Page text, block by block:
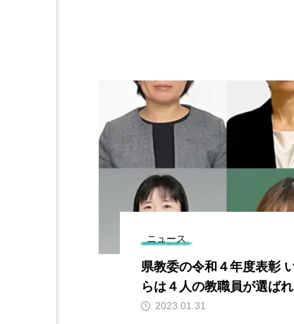
県教委の令和４年度表彰 いわき市か
らは４人の教職員が選ばれる